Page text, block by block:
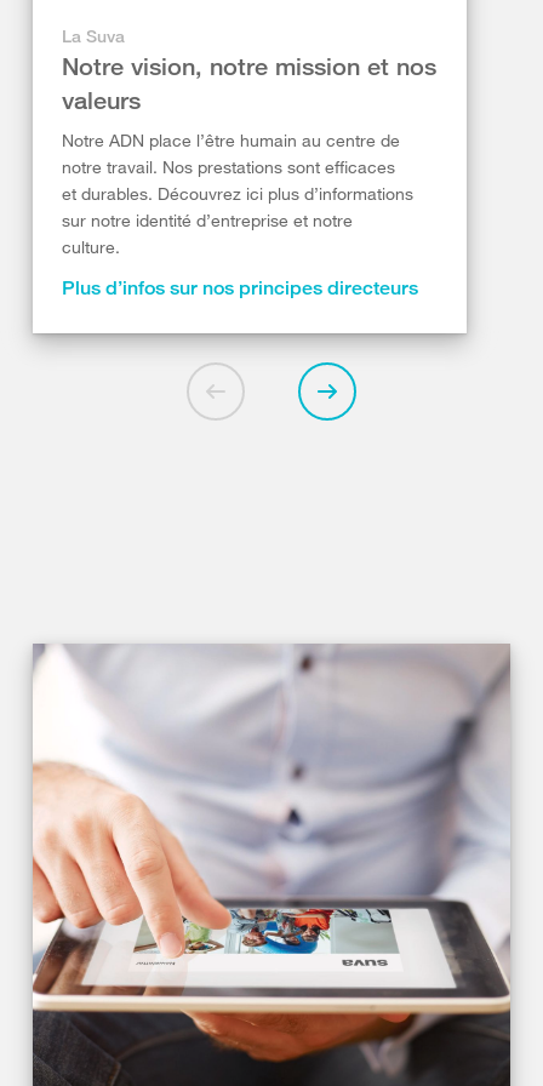
La Suva
Notre vision, notre mission et nos
valeurs
Notre ADN place l’être humain au centre de
notre travail. Nos prestations sont efficaces
et durables. Découvrez ici plus d’informations
sur notre identité d’entreprise et notre
culture.
Plus d’infos sur nos principes directeurs